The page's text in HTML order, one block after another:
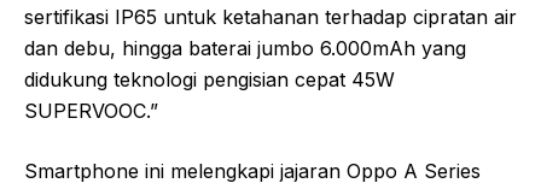
sertifikasi IP65 untuk ketahanan terhadap cipratan air
dan debu, hingga baterai jumbo 6.000mAh yang
didukung teknologi pengisian cepat 45W
SUPERVOOC.”
Smartphone ini melengkapi jajaran Oppo A Series